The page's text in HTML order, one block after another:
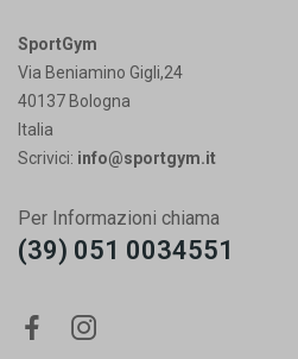
SportGym
Via Beniamino Gigli,24
40137 Bologna
Italia
Scrivici: info@sportgym.it
Per Informazioni chiama
(39) 051 0034551